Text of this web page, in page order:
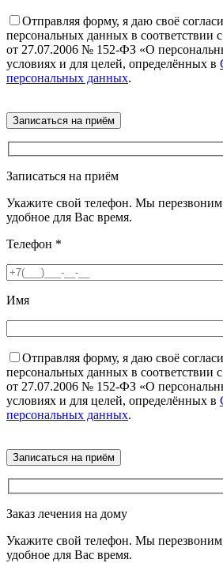
Отправляя форму, я даю своё
персональных данных в соответствии
от 27.07.2006 № 152-ФЗ «О
условиях и для целей, определённых в
персональных данных.
Записаться на приём
Укажите свой телефон. Мы
удобное для Вас время.
Телефон *
Имя
Отправляя форму, я даю своё
персональных данных в соответствии
от 27.07.2006 № 152-ФЗ «О
условиях и для целей, определённых в
персональных данных.
Заказ лечения на дому
Укажите свой телефон. Мы
удобное для Вас время.